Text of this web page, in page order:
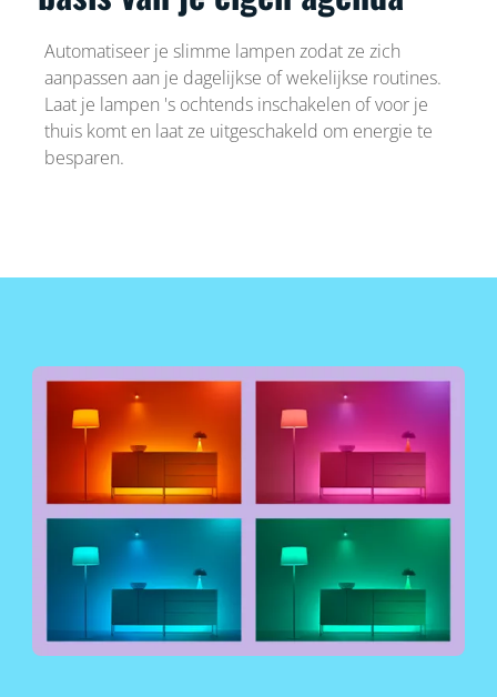
Automatiseer je slimme lampen zodat ze zich
aanpassen aan je dagelijkse of wekelijkse routines.
Laat je lampen 's ochtends inschakelen of voor je
thuis komt en laat ze uitgeschakeld om energie te
besparen.